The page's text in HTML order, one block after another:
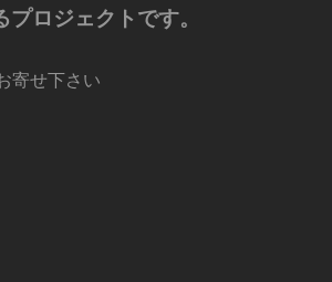
プロジェクトです。
寄せ下さい